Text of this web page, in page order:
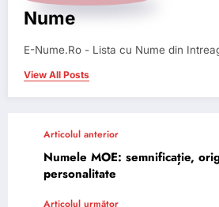
Nume
E-Nume.Ro - Lista cu Nume din
View All Posts
Articolul anterior
Numele MOE: semnificație,
personalitate
Articolul următor